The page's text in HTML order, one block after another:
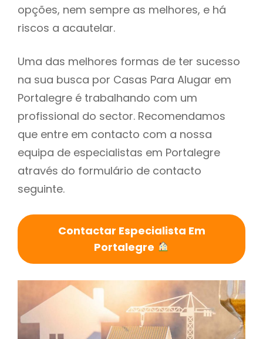
opções, nem sempre as melhores, e há
riscos a acautelar.
Uma das melhores formas de ter sucesso
na sua busca por Casas Para Alugar em
Portalegre é trabalhando com um
profissional do sector. Recomendamos
que entre em contacto com a nossa
equipa de especialistas em Portalegre
através do formulário de contacto
seguinte.
Contactar Especialista Em
Portalegre